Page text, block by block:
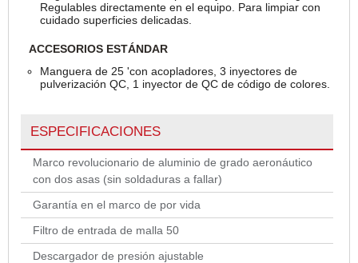
Regulables directamente en el equipo. Para limpiar con
cuidado superficies delicadas.
ACCESORIOS ESTÁNDAR
Manguera de 25 'con acopladores, 3 inyectores de
pulverización QC, 1 inyector de QC de código de colores.
ESPECIFICACIONES
Marco revolucionario de aluminio de grado aeronáutico
con dos asas (sin soldaduras a fallar)
Garantía en el marco de por vida
Filtro de entrada de malla 50
Descargador de presión ajustable